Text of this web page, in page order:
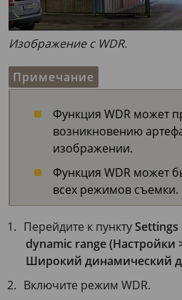
Изображение с WDR.
Примечание
Функция WDR может
возникновению
изображении.
Функция WDR может
всех режимов съемки.
Перейдите к пунктуSettings
dynamic range (Настройки
Широкий динамический
Включите режим WDR.